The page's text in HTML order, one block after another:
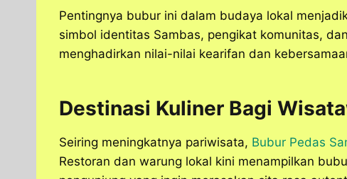
Pentingnya bubur ini dalam budaya lokal
simbol identitas Sambas, pengikat komunitas,
menghadirkan nilai-nilai kearifan dan
Destinasi Kuliner Bagi
Seiring meningkatnya pariwisata, Bubur Pedas
Restoran dan warung lokal kini menampilkan